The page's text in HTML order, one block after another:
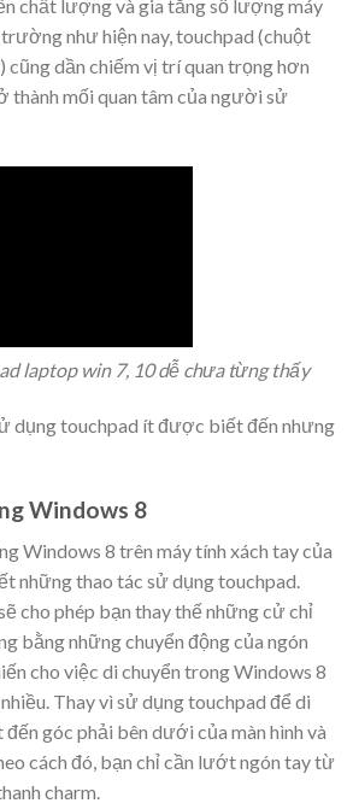
chất lượng và gia tăng số lượng máy
như hiện nay, touchpad (chuột
dần chiếm vị trí quan trọng hơn
thành mối quan tâm của người sử
laptop win 7, 10 dễ chưa từng thấy
dụng touchpad ít được biết đến nhưng
Windows 8
Windows 8 trên máy tính xách tay của
những thao tác sử dụng touchpad.
cho phép bạn thay thế những cử chỉ
bằng những chuyển động của ngón
cho việc di chuyển trong Windows 8
Thay vì sử dụng touchpad để di
góc phải bên dưới của màn hình và
cách đó, bạn chỉ cần lướt ngón tay từ
charm.